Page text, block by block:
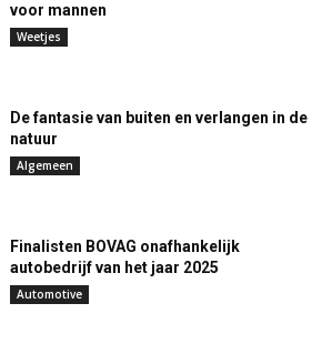
voor mannen
Weetjes
De fantasie van buiten en verlangen in de
natuur
Algemeen
Finalisten BOVAG onafhankelijk
autobedrijf van het jaar 2025
Automotive